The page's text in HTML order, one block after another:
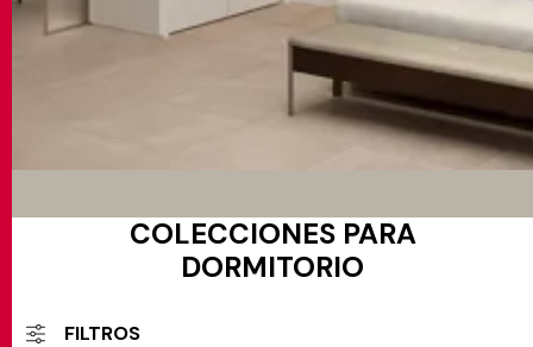
COLECCIONES PARA
DORMITORIO
FILTROS